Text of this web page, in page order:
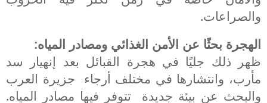
والصراعات.
الهجرة بحثًا عن الأمن الغذائي ومصادر المياه:
ظهر ذلك جليًا في هجرة القبائل بعد إنهيار سد
مأرب، وانتشارها في مختلف أرجاء جزيرة العرب
والبحث عن بيئة جديدة
تتوفر فيها مصادر المياه.